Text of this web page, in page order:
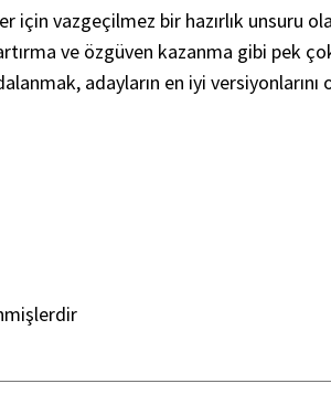
için vazgeçilmez bir hazırlık
ve özgüven kazanma gibi pek
adayların en iyi versiyonlarını